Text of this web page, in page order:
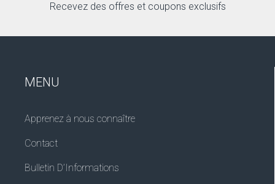
Recevez des offres et coupons exclusifs
MENU
Apprenez à nous connaître
Contact
Bulletin D’Informations